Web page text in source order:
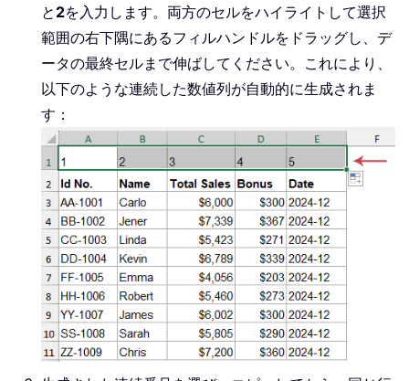
と 2を入力します。両方のセルをハイライトして選択
範囲の右下隅にあるフィルハンドルをドラッグし、デ
ータの最終セルまで伸ばしてください。これにより、
以下のような連続した数値列が自動的に生成されま
す：